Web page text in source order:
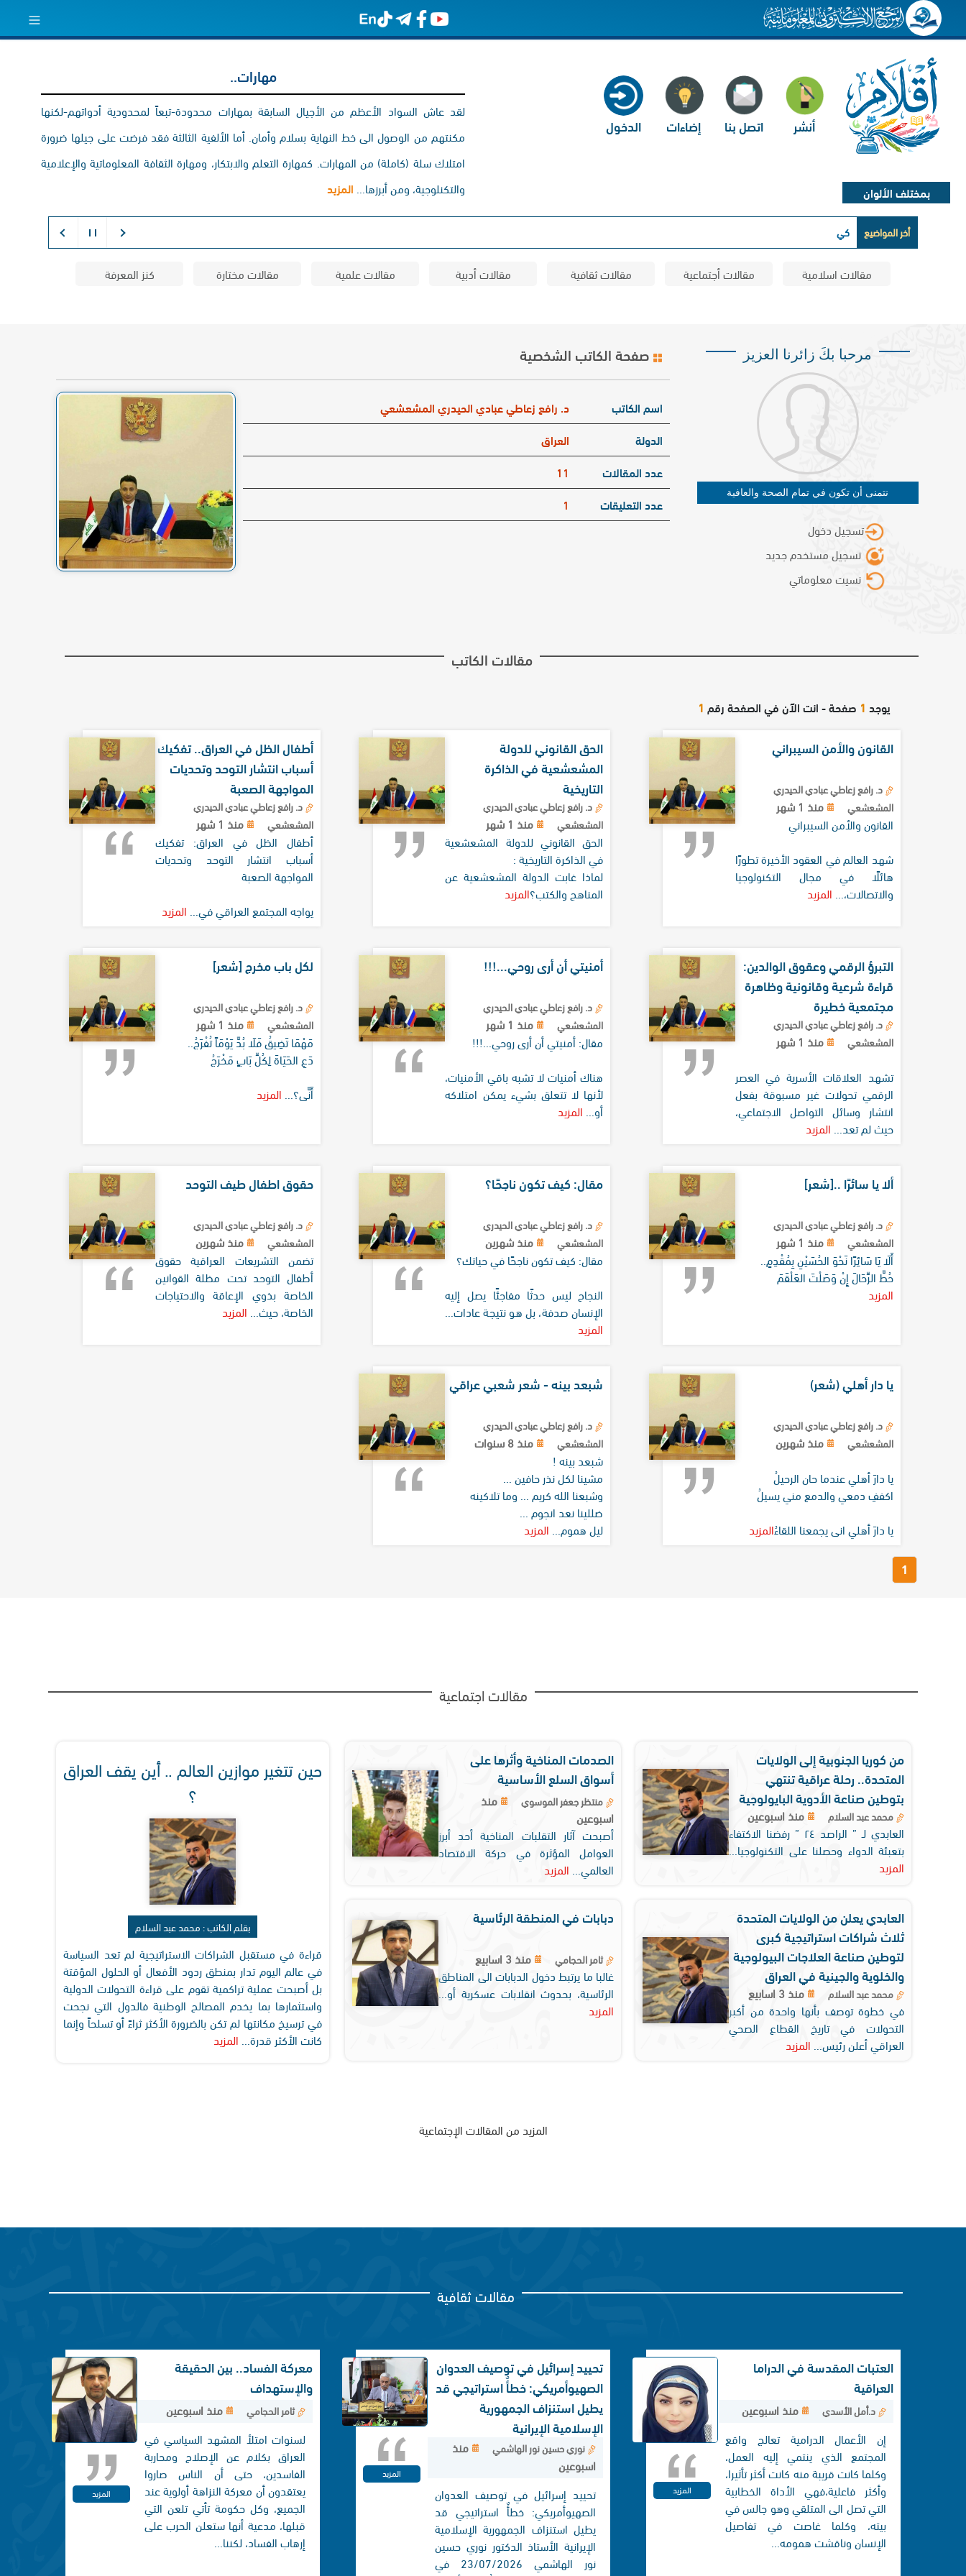
بمختلف الألوان
أنشر اتصل بنا إضاءات الدخول
مهارات..
لقد عاش السواد الأعظم من الأجيال السابقة بمهارات محدودة-تبعاً لمحدودية أدواتهم-لكنها
مكنتهم من الوصول الى خط النهاية بسلام وأمان. أما الألفية الثالثة فقد فرضت على جيلها ضرورة
امتلاك سلة (كاملة) من المهارات. كمهارة التعلم والابتكار، ومهارة الثقافة المعلوماتية والإعلامية
والتكنلوجية، ومن أبرزها... المزيد
أخر المواضيع كيف يكشف تحليل الشع
مقالات اسلامية مقالات أجتماعية مقالات ثقافية مقالات أدبية مقالات علمية مقالات مختارة كنز المعرفة
مرحبا بكَ زائرنا العزيز
نتمنى أن تكون في تمام الصحة والعافية
تسجيل دخول
تسجيل مستخدم جديد
نسيت معلوماتي
صفحة الكاتب الشخصية
اسم الكاتب
د. رافع زعاطي عبادي الحيدري المشعشعي
الدولة
العراق
عدد المقالات
11
عدد التعليقات
1
مقالات الكاتب
يوجد 1 صفحة - انت الآن في الصفحة رقم 1
القانون والأمن السيبراني
د. رافع زعاطي عبادي الحيدري
المشعشعي
منذ 1 شهر
القانون والأمن السيبراني
شهد العالم في العقود الأخيرة تطورًا
هائلًا في مجال التكنولوجيا
والاتصالات،... المزيد
الحق القانوني للدولة
المشعشعية في الذاكرة
التاريخية
د. رافع زعاطي عبادي الحيدري
المشعشعي
منذ 1 شهر
الحق القانوني للدولة المشعشعية
في الذاكرة التاريخية :
لماذا غابت الدولة المشعشعية عن
المناهج والكتب؟المزيد
أطفال الظل في العراق.. تفكيك
أسباب انتشار التوحد وتحديات
المواجهة الصعبة
د. رافع زعاطي عبادي الحيدري
المشعشعي
منذ 1 شهر
أطفال الظل في العراق: تفكيك
أسباب انتشار التوحد وتحديات
المواجهة الصعبة
يواجه المجتمع العراقي في... المزيد
التبرؤ الرقمي وعقوق الوالدين:
قراءة شرعية وقانونية وظاهرة
مجتمعية خطيرة
د. رافع زعاطي عبادي الحيدري
المشعشعي
منذ 1 شهر
تشهد العلاقات الأسرية في العصر
الرقمي تحولات غير مسبوقة بفعل
انتشار وسائل التواصل الاجتماعي،
حيث لم تعد... المزيد
أمنيتي أن أرى روحي...!!!
د. رافع زعاطي عبادي الحيدري
المشعشعي
منذ 1 شهر
مقال: أمنيتي أن أرى روحي...!!!
هناك أمنيات لا تشبه باقي الأمنيات،
لأنها لا تتعلق بشيء يمكن امتلاكه
أو... المزيد
لكل باب مخرج [شعر]
د. رافع زعاطي عبادي الحيدري
المشعشعي
منذ 1 شهر
مَهْمَا تَضِيقُ فَلَا بُدَّ يَوْمَاً تُفْرَجُ..
دَعِ الحَيَاةَ لِكُلِّ بَابٍ مَخْرَجُ
أَنَّى؟... المزيد
ألا يا سائرًا ..[شعر]
د. رافع زعاطي عبادي الحيدري
المشعشعي
منذ 1 شهر
أَلَا يَا سَائِرًا نَحْوَ الحُسَيْنِ بِمُقْدِمٍ..
حُطَّ الرِّحَالَ إِنْ وَصَلْتَ العَلْقَمَ
المزيد
مقال: كيف تكون ناجحًا؟
د. رافع زعاطي عبادي الحيدري
المشعشعي
منذ شهرين
مقال: كيف تكون ناجحًا في حياتك؟
النجاح ليس حدثًا مفاجئًا يصل إليه
الإنسان صدفة، بل هو نتيجة عادات...
المزيد
حقوق اطفال طيف التوحد
د. رافع زعاطي عبادي الحيدري
المشعشعي
منذ شهرين
تضمن التشريعات العراقية حقوق
أطفال التوحد تحت مظلة القوانين
الخاصة بذوي الإعاقة والاحتياجات
الخاصة، حيث... المزيد
يا دار أهلي (شعر)
د. رافع زعاطي عبادي الحيدري
المشعشعي
منذ شهرين
يا دارَ أهلي عندما حان الرحيلُ
اكففِ دمعي والدمع مني يسيلُ
يا دارَ أهلي انى يجمعنا اللقاءُالمزيد
شبعد بينه - شعر شعبي عراقي
د. رافع زعاطي عبادي الحيدري
المشعشعي
منذ 8 سنوات
شبعد بينه !
مشينا لكل نذر حافين ...
وشبعنا الله كريم ... وما تلاكينه
ضللينا نعد انجوم ...
ليل هموم... المزيد
1
مقالات اجتماعية
من كوريا الجنوبية إلى الولايات
المتحدة.. رحلة عراقية تنتهي
بتوطين صناعة الأدوية البايولوجية
محمد عبد السلام
منذ اسبوعين
العابدي لـ ” الراصد ٢٤ ” رفضنا الاكتفاء
بتعبئة الدواء وحصلنا على التكنولوجيا...
المزيد
الصدمات المناخية وأثرها على
أسواق السلع الأساسية
منتظر جعفر الموسوي
منذ
اسبوعين
أصبحت آثار التقلبات المناخية أحد أبرز
العوامل المؤثرة في حركة الاقتصاد
العالمي...
المزيد
العابدي يعلن من الولايات المتحدة
ثلاث شراكات استراتيجية كبرى
لتوطين صناعة العلاجات البيولوجية
والخلوية والجينية في العراق
محمد عبد السلام
منذ 3 اسابيع
في خطوة توصف بأنها واحدة من أكبر
التحولات في تاريخ القطاع الصحي
العراقي أعلن رئيس...
المزيد
دبابات في المنطقة الرئاسية
ثامر الحجامي
منذ 3 اسابيع
غالبا ما يرتبط دخول الدبابات الى المناطق
الرئاسية، بحدوث انقلابات عسكرية أو...
المزيد
حين تتغير موازين العالم .. أين يقف العراق
؟
بقلم الكاتب : محمد عبد السلام
قراءة في مستقبل الشراكات الاستراتيجية لم تعد السياسة
في عالم اليوم تدار بمنطق ردود الأفعال أو الحلول المؤقتة
بل أصبحت عملية تراكمية تقوم على قراءة التحولات الدولية
واستثمارها بما يخدم المصالح الوطنية فالدول التي نجحت
في ترسيخ مكانتها لم تكن بالضرورة الأكثر ثراءً أو تسلحاً وإنما
كانت الأكثر قدرة... المزيد
المزيد من المقالات الإجتماعية
مقالات ثقافية
العتبات المقدسة في الدراما
العراقية
د.أمل الأسدي
منذ اسبوعين
إن الأعمال الدرامية تعالج واقع
المجتمع الذي ينتمي إليه العمل،
وكلما كانت قريبة منه كانت أكثر تأثيرا،
وأكثر فاعلية،فهي الأداة الخطابية
التي تصل الی المتلقي وهو جالس في
بيته، وكلما غاصت في تفاصيل
الإنسان وناقشت همومه...
المزيد
تحييد إسرائيل في توصيف العدوان
الصهيوأمريكي: خطأٌ استراتيجي قد
يطيل استنزاف الجمهورية
الإسلامية الإيرانية
نوري حسين نور الهاشمي
منذ
اسبوعين
تحييد إسرائيل في توصيف العدوان
الصهيوأمريكي: خطأٌ استراتيجي قد
يطيل استنزاف الجمهورية الإسلامية
الإيرانية الأستاذ الدكتور نوري حسين
نور الهاشمي 23/07/2026 في
المزيد
معركة الفساد.. بين الحقيقة
والإستهداف
ثامر الحجامي
منذ اسبوعين
لسنوات امتلأ المشهد السياسي في
العراق بكلام عن الإصلاح ومحاربة
الفاسدين، حتى أن الناس صاروا
يعتقدون أن معركة النزاهة أولوية عند
الجميع، وكل حكومة تأتي تلعن التي
قبلها، مدعية أنها ستعلن الحرب على
إرهاب الفساد، لكننا...
المزيد